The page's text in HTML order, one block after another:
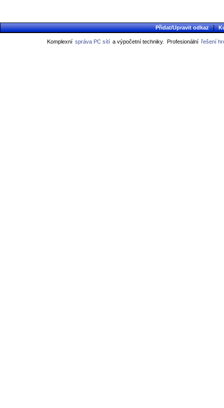
Přidat/Upravit odkaz |
Komplexní správa PC sítí a výpočetní techniky. Profesionální řešení